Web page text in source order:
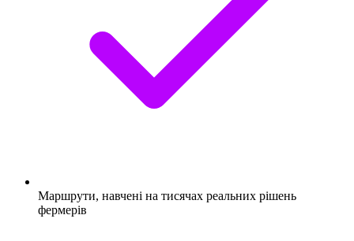
Маршрути, навчені на тисячах реальних рішень
фермерів